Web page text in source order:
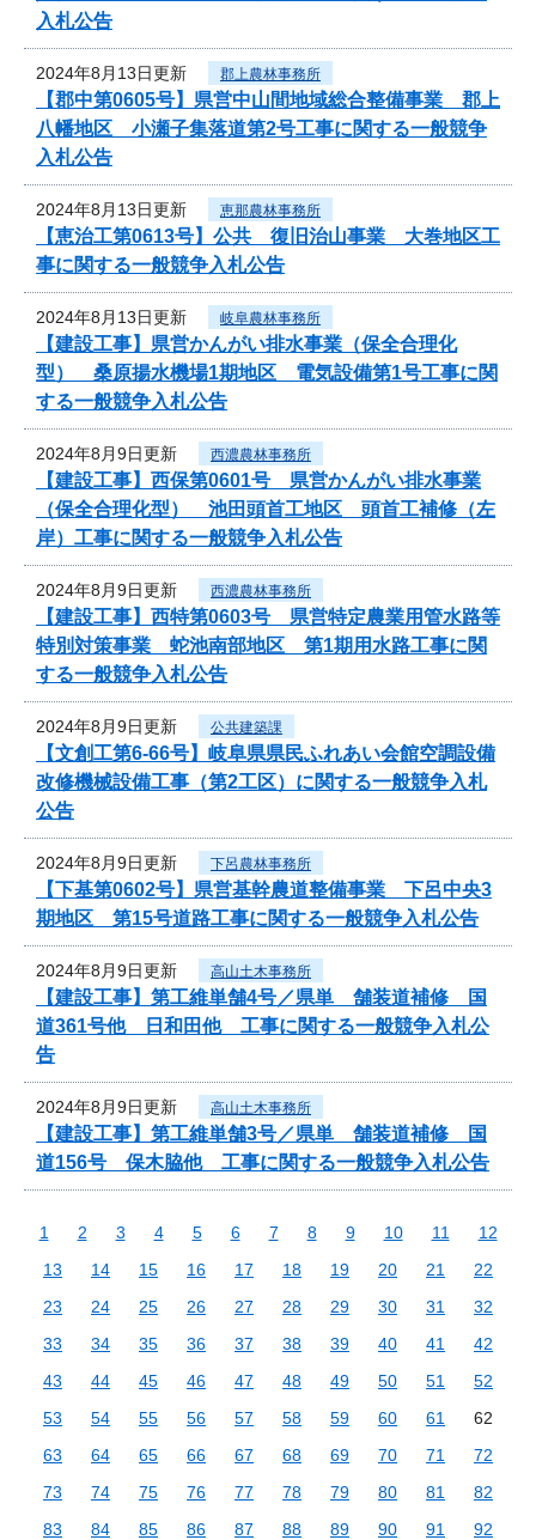
入札公告
2024年8月13日更新 郡上農林事務所
【郡中第0605号】県営中山間地域総合整備事業 郡上
八幡地区 小瀬子集落道第2号工事に関する一般競争
入札公告
2024年8月13日更新 恵那農林事務所
【恵治工第0613号】公共 復旧治山事業 大巻地区工
事に関する一般競争入札公告
2024年8月13日更新 岐阜農林事務所
【建設工事】県営かんがい排水事業（保全合理化
型） 桑原揚水機場1期地区 電気設備第1号工事に関
する一般競争入札公告
2024年8月9日更新 西濃農林事務所
【建設工事】西保第0601号 県営かんがい排水事業
（保全合理化型） 池田頭首工地区 頭首工補修（左
岸）工事に関する一般競争入札公告
2024年8月9日更新 西濃農林事務所
【建設工事】西特第0603号 県営特定農業用管水路等
特別対策事業 蛇池南部地区 第1期用水路工事に関
する一般競争入札公告
2024年8月9日更新 公共建築課
【文創工第6-66号】岐阜県県民ふれあい会館空調設備
改修機械設備工事（第2工区）に関する一般競争入札
公告
2024年8月9日更新 下呂農林事務所
【下基第0602号】県営基幹農道整備事業 下呂中央3
期地区 第15号道路工事に関する一般競争入札公告
2024年8月9日更新 高山土木事務所
【建設工事】第工維単舗4号／県単 舗装道補修 国
道361号他 日和田他 工事に関する一般競争入札公
告
2024年8月9日更新 高山土木事務所
【建設工事】第工維単舗3号／県単 舗装道補修 国
道156号 保木脇他 工事に関する一般競争入札公告
1 2 3 4 5 6 7 8 9 10 11
12
13
14 15 16 17 18 19 20 21
22
23
24 25 26 27 28 29 30 31
32
33
34 35 36 37 38 39 40 41
42
43
44 45 46 47 48 49 50 51
52
53
54 55 56 57 58 59 60 61
62
63
64 65 66 67 68 69 70 71
72
73
74 75 76 77 78 79 80 81
82
83
84 85 86 87 88 89 90 91
92